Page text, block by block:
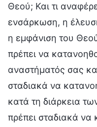
Θεού; Και τι
ενσάρκωση, η
η εμφάνιση του
πρέπει να
αναστήματός σας
σταδιακά να
κατά τη διάρκεια
πρέπει σταδιακά να